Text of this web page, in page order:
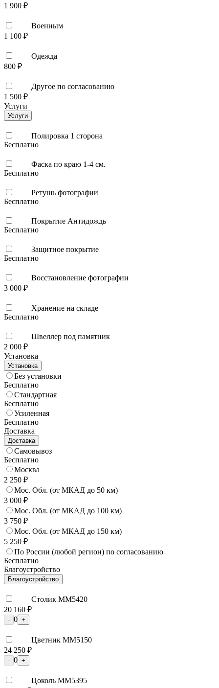
1 900 ₽
Военным
1 100 ₽
Одежда
800 ₽
Другое по согласованию
1 500 ₽
Услуги
Услуги
Полировка 1 сторона
Бесплатно
Фаска по краю 1-4 см.
Бесплатно
Ретушь фотографии
Бесплатно
Покрытие Антидождь
Бесплатно
Защитное покрытие
Бесплатно
Восстановление фотографии
3 000 ₽
Хранение на складе
Бесплатно
Швеллер под памятник
2 000 ₽
Установка
Установка
Без установки
Бесплатно
Стандартная
Бесплатно
Усиленная
Бесплатно
Доставка
Доставка
Самовывоз
Бесплатно
Москва
2 250 ₽
Мос. Обл. (от МКАД до 50 км)
3 000 ₽
Мос. Обл. (от МКАД до 100 км)
3 750 ₽
Мос. Обл. (от МКАД до 150 км)
5 250 ₽
По России (любой регион) по согласованию
Бесплатно
Благоустройство
Благоустройство
Столик ММ5420
20 160 ₽
- 0 +
Цветник ММ5150
24 250 ₽
- 0 +
Цоколь ММ5395